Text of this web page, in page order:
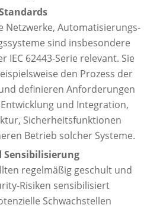
Netzwerke, Automatisierungs-
sind insbesondere
IEC 62443-Serie relevant. Sie
den Prozess der
definieren Anforderungen
und Integration,
Sicherheitsfunktionen
Betrieb solcher Systeme.
Sensibilisierung
regelmäßig geschult und
Risiken sensibilisiert
Schwachstellen